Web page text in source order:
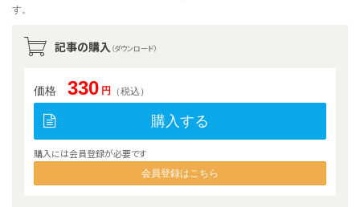
す。
記事の購入 （ダウンロード）
価格 330 円 （税込）
購入する
購入には会員登録が必要です
会員登録はこちら